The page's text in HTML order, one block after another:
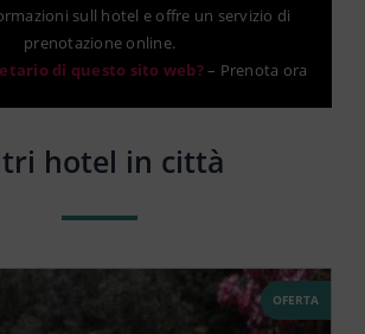
sull hotel e offre un servizio di
prenotazione online.
di questo sito web?– Prenota ora
hotel in città
OFERTA